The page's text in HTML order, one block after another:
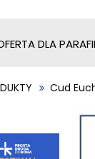
DLA PARAFII
Cud